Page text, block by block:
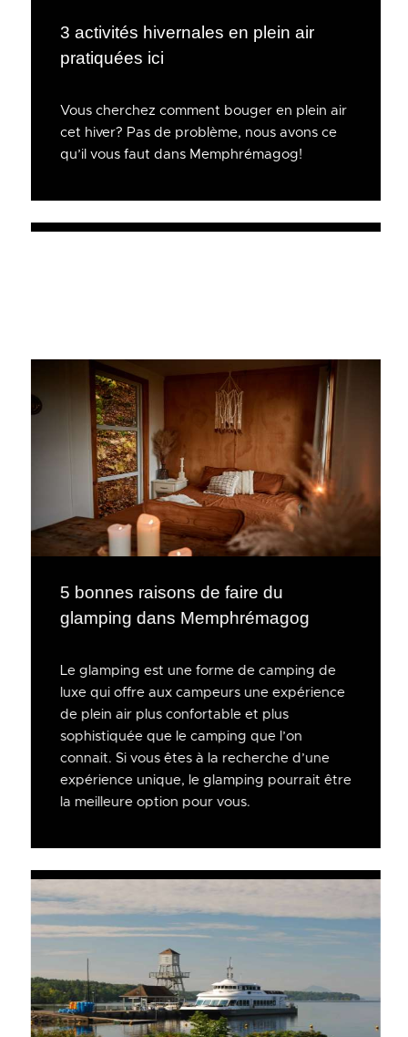
3 activités hivernales en plein air
pratiquées ici
Vous cherchez comment bouger en plein air
cet hiver? Pas de problème, nous avons ce
qu’il vous faut dans Memphrémagog!
5 bonnes raisons de faire du
glamping dans Memphrémagog
Le glamping est une forme de camping de
luxe qui offre aux campeurs une expérience
de plein air plus confortable et plus
sophistiquée que le camping que l’on
connait. Si vous êtes à la recherche d’une
expérience unique, le glamping pourrait être
la meilleure option pour vous.